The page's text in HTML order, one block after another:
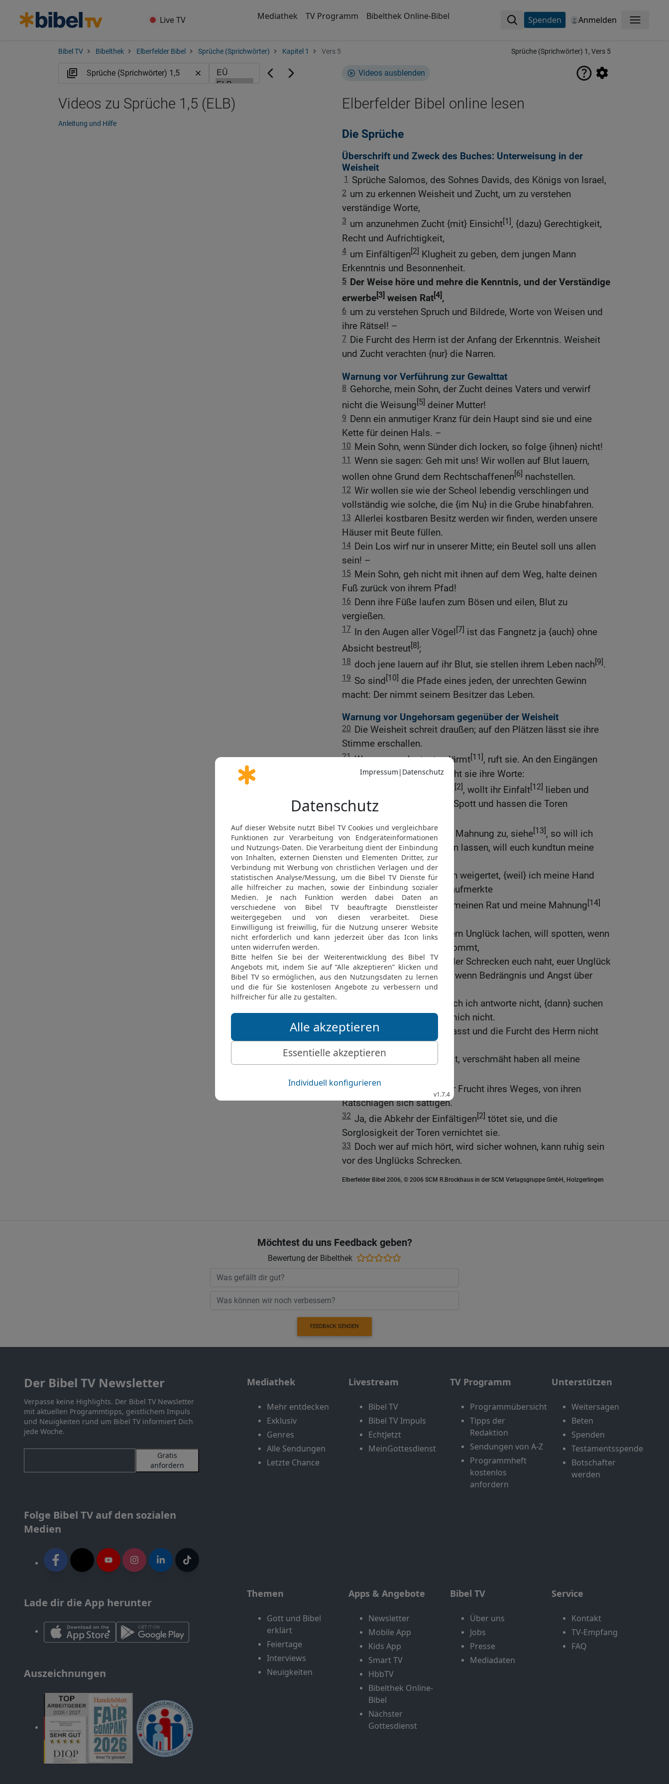
Live TV Mediathek TV Programm Bibelthek Online-Bibel Spenden Anmelden Menü
Bibel TV Bibelthek Elberfelder Bibel Sprüche (Sprichwörter) Kapitel 1 Vers 5 Sprüche (Sprichwörter) 1, Vers 5
Videos ausblenden
Elberfelder Bibel online lesen
Die Sprüche
Überschrift und Zweck des Buches: Unterweisung in der
Weisheit
1 Sprüche Salomos, des Sohnes Davids, des Königs von Israel,
2 um zu erkennen Weisheit und Zucht, um zu verstehen
verständige Worte,
3 um anzunehmen Zucht {mit} Einsicht[1], {dazu} Gerechtigkeit,
Recht und Aufrichtigkeit,
4 um Einfältigen[2] Klugheit zu geben, dem jungen Mann
Erkenntnis und Besonnenheit.
5 Der Weise höre und mehre die Kenntnis, und der Verständige
erwerbe[3] weisen Rat[4],
6 um zu verstehen Spruch und Bildrede, Worte von Weisen und
ihre Rätsel! –
7 Die Furcht des Herrn ist der Anfang der Erkenntnis. Weisheit
und Zucht verachten {nur} die Narren.
Warnung vor Verführung zur Gewalttat
8 Gehorche, mein Sohn, der Zucht deines Vaters und verwirf
nicht die Weisung[5] deiner Mutter!
9 Denn ein anmutiger Kranz für dein Haupt sind sie und eine
Kette für deinen Hals. –
10 Mein Sohn, wenn Sünder dich locken, so folge {ihnen} nicht!
11 Wenn sie sagen: Geh mit uns! Wir wollen auf Blut lauern,
wollen ohne Grund dem Rechtschaffenen[6] nachstellen.
12 Wir wollen sie wie der Scheol lebendig verschlingen und
vollständig wie solche, die {im Nu} in die Grube hinabfahren.
13 Allerlei kostbaren Besitz werden wir finden, werden unsere
Häuser mit Beute füllen.
14 Dein Los wirf nur in unserer Mitte; ein Beutel soll uns allen
sein! –
15 Mein Sohn, geh nicht mit ihnen auf dem Weg, halte deinen
Fuß zurück von ihrem Pfad!
16 Denn ihre Füße laufen zum Bösen und eilen, Blut zu
vergießen.
17 In den Augen aller Vögel [7] ist das Fangnetz ja {auch} ohne
Absicht bestreut[8];
18 doch jene lauern auf ihr Blut, sie stellen ihrem Leben nach[9].
19 So sind[10] die Pfade eines jeden, der unrechten Gewinn
macht: Der nimmt seinem Besitzer das Leben.
Warnung vor Ungehorsam gegenüber der Weisheit
20 Die Weisheit schreit draußen; auf den Plätzen lässt sie ihre
Stimme erschallen.
21 Wo man am lautesten lärmt[11], ruft sie. An den Eingängen
der Tore, in der Stadt, spricht sie ihre Worte:
[2], wollt ihr Einfalt[12] lieben und
haben Spötter ihre Lust an Spott und hassen die Toren
23 Wendet ihr euch meiner Mahnung zu, siehe[13], so will ich
meinen Geist euch sprudeln lassen, will euch kundtun meine
Worte. –
24 Weil ich rief und ihr euch weigertet, {weil} ich meine Hand
ausstreckte und niemand aufmerkte
25 und ihr fahren ließet all meinen Rat und meine Mahnung[14]
nicht wolltet,
26 so will auch ich bei eurem Unglück lachen, will spotten, wenn
der Schrecken über euch kommt,
27 wenn wie ein Unwetter der Schrecken euch naht, euer Unglück
hereinbricht wie ein Sturm, wenn Bedrängnis und Angst über
euch kommen.
Dann rufen sie mich, doch ich antworte nicht, {dann} suchen
sie mich, doch sie finden mich nicht.
29 Weil sie Erkenntnis gehasst und die Furcht des Herrn nicht
erwählt haben,
30 meinen Rat nicht gewollt, verschmäht haben all meine
31 sollen sie essen von der Frucht ihres Weges, von ihren
Ratschlägen sich sättigen.
32 Ja, die Abkehr der Einfältigen[2] tötet sie, und die
Sorglosigkeit der Toren vernichtet sie.
33 Doch wer auf mich hört, wird sicher wohnen, kann ruhig sein
vor des Unglücks Schrecken.
Elberfelder Bibel 2006, © 2006 SCM R.Brockhaus in der SCM Verlagsgruppe GmbH, Holzgerlingen
Videos zu Sprüche 1,5 (ELB)
Anleitung und Hilfe
Möchtest du uns Feedback geben?
Bewertung der Bibelthek
FEEDBACK SENDEN
Der Bibel TV Newsletter
Verpasse keine Highlights. Der Bibel TV Newsletter
mit aktuellen Programmtipps, geistlichem Impuls
und Neuigkeiten rund um Bibel TV informiert Dich
jede Woche.
Gratis
anfordern
Folge Bibel TV auf den sozialen
Medien
Lade dir die App herunter
Auszeichnungen
Mediathek
Mehr entdecken
Exklusiv
Genres
Alle Sendungen
Letzte Chance
Livestream
Bibel TV
Bibel TV Impuls
EchtJetzt
MeinGottesdienst
TV Programm
Programmübersicht
Tipps der
Redaktion
Sendungen von A-Z
Programmheft
kostenlos
anfordern
Unterstützen
Weitersagen
Beten
Spenden
Testamentsspende
Botschafter
werden
Themen
Gott und Bibel
erklärt
Feiertage
Interviews
Neuigkeiten
Apps & Angebote
Newsletter
Mobile App
Kids App
Smart TV
HbbTV
Bibelthek Online-
Bibel
Nächster
Gottesdienst
Bibel TV
Über uns
Jobs
Presse
Mediadaten
Service
Kontakt
TV-Empfang
FAQ